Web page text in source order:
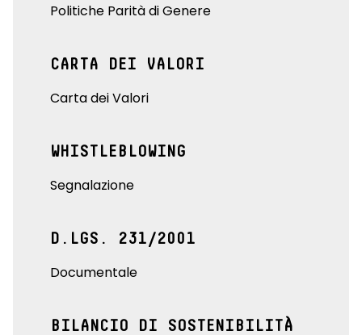
Politiche Parità di Genere
CARTA DEI VALORI
Carta dei Valori
WHISTLEBLOWING
Segnalazione
D.LGS. 231/2001
Documentale
BILANCIO DI SOSTENIBILITÀ